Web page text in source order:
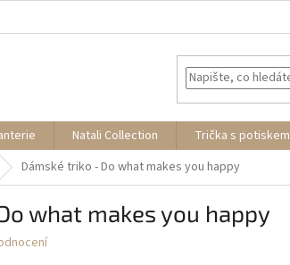
Natali Collection Trička s potiskem
Dámské triko - Do what makes you happy
what makes you happy